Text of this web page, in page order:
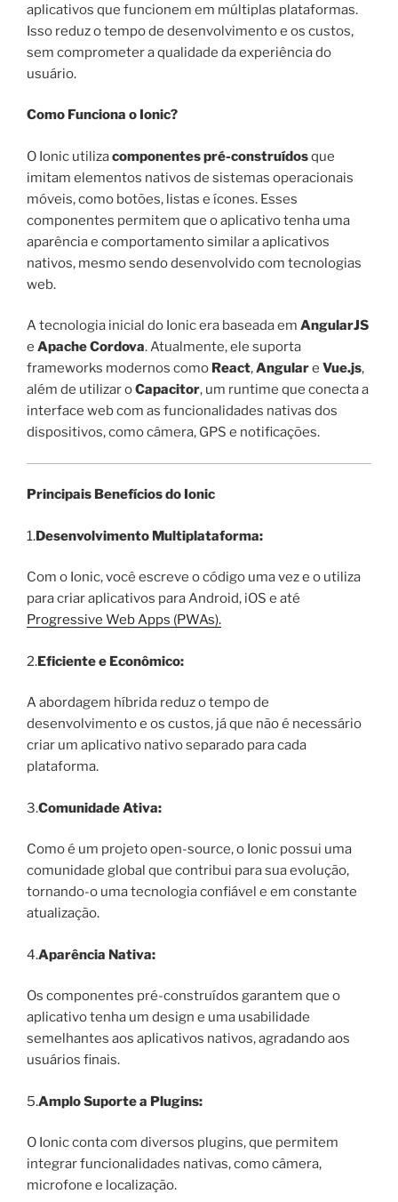
aplicativos que funcionem em múltiplas plataformas.
Isso reduz o tempo de desenvolvimento e os custos,
sem comprometer a qualidade da experiência do
usuário.
Como Funciona o Ionic?
O Ionic utilizacomponentes pré-construídosque
imitam elementos nativos de sistemas operacionais
móveis, como botões, listas e ícones. Esses
componentes permitem que o aplicativo tenha uma
aparência e comportamento similar a aplicativos
nativos, mesmo sendo desenvolvido com tecnologias
web.
A tecnologia inicial do Ionic era baseada em AngularJS
e Apache Cordova. Atualmente, ele suporta
frameworks modernos como React,Angulare Vue.js,
além de utilizar oCapacitor, um runtime que conecta a
interface web com as funcionalidades nativas dos
dispositivos, como câmera, GPS e notificações.
Principais Benefícios do Ionic
1.Desenvolvimento Multiplataforma:
Com o Ionic, você escreve o código uma vez e o utiliza
para criar aplicativos para Android, iOS e até
Progressive Web Apps (PWAs).
2.Eficiente e Econômico:
A abordagem híbrida reduz o tempo de
desenvolvimento e os custos, já que não é necessário
criar um aplicativo nativo separado para cada
plataforma.
3.Comunidade Ativa:
Como é um projeto open-source, o Ionic possui uma
comunidade global que contribui para sua evolução,
tornando-o uma tecnologia confiável e em constante
atualização.
4.Aparência Nativa:
Os componentes pré-construídos garantem que o
aplicativo tenha um design e uma usabilidade
semelhantes aos aplicativos nativos, agradando aos
usuários finais.
5.Amplo Suporte a Plugins:
O Ionic conta com diversos plugins, que permitem
integrar funcionalidades nativas, como câmera,
microfone e localização.